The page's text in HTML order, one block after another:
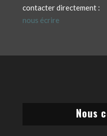
contacter directement :
nous écrire
Nous